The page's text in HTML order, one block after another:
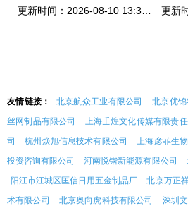
友情链接： 北京航众工业有限公司 北京优
丝网制品有限公司
上海壬煌文化传媒有限责任
司
杭州焕旭信息技术有限公司 上海彦菲生
投资咨询有限公司
河南悦锴新能源有限公司
阳江市江城区匡信日用五金制品厂
北京万正
术有限公司
北京奥向虎科技有限公司 深圳